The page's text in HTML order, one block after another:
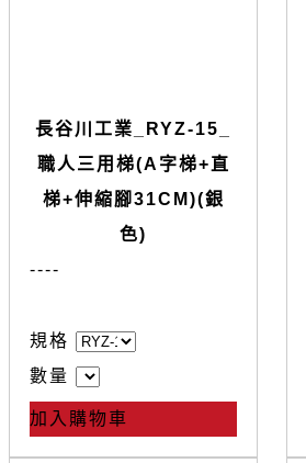
長谷川工業_RYZ-15_
職人三用梯(A字梯+直
梯+伸縮腳31CM)(銀
色)
----
規格
數量
加入購物車